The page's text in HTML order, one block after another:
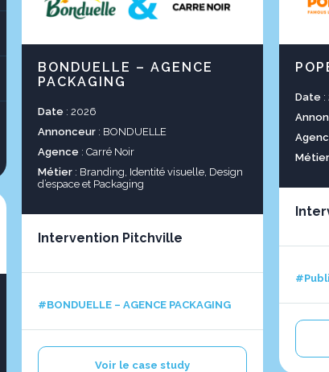
BONDUELLE – AGENCE
PACKAGING
Date : 2026
Annonceur : BONDUELLE
Agence : Carré Noir
Métier : Branding, Identité visuelle, Design
d’espace et Packaging
Intervention Pitchville
#BONDUELLE – AGENCE PACKAGING
Voir le case study
Date :
Métier